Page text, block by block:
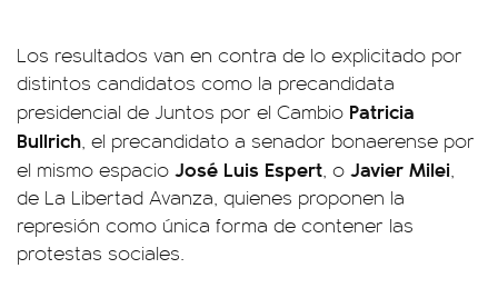
Los resultados van en contra de lo explicitado por
distintos candidatos como la precandidata
presidencial de Juntos por el Cambio Patricia
Bullrich, el precandidato a senador bonaerense por
el mismo espacio José Luis Espert, o Javier Milei,
de La Libertad Avanza, quienes proponen la
represión como única forma de contener las
protestas sociales.